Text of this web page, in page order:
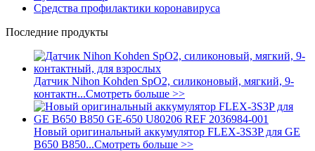
Средства профилактики коронавируса
Последние продукты
Датчик Nihon Kohden SpO2, силиконовый, мягкий, 9-
контактн...Смотреть больше >>
Новый оригинальный аккумулятор FLEX-3S3P для GE
B650 B850...Смотреть больше >>